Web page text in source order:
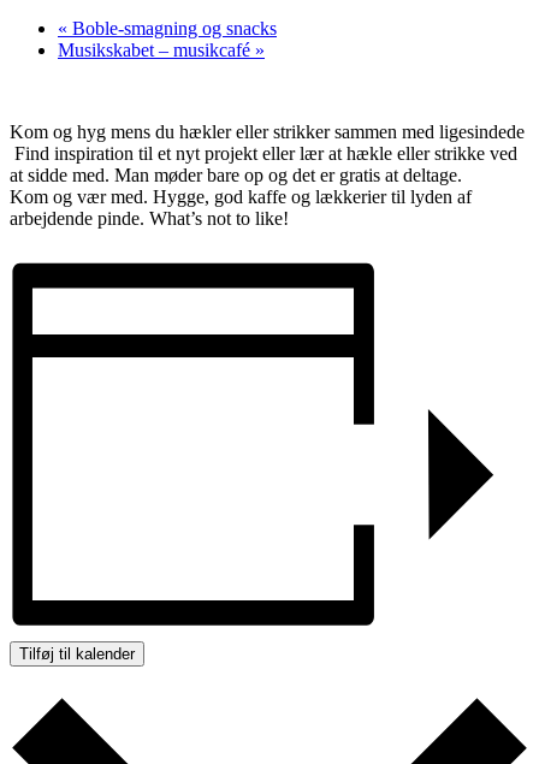
« Boble-smagning og snacks
Musikskabet – musikcafé »
Kom og hyg mens du hækler eller strikker sammen med ligesindede
Find inspiration til et nyt projekt eller lær at hækle eller strikke ved
at sidde med. Man møder bare op og det er gratis at deltage.
Kom og vær med. Hygge, god kaffe og lækkerier til lyden af
arbejdende pinde. What’s not to like!
Tilføj til kalender